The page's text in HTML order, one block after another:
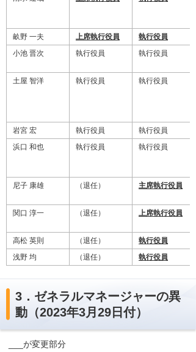
畝野 一夫 上席執行役員
執行役員
小池 晋次
執行役員 執行役員
土屋 智洋 執行役員 執行役員
岩宮 宏 執行役員
執行役員
浜口 和也
執行役員 執行役員
尼子 康雄 （退任） 主席執行役員
関口 淳一 （退任） 上席執行役員
高松 英則 （退任）
執行役員
浅野 均
（退任） 執行役員
3．ゼネラルマネージャーの異
動（2023年3月29日付）
___が変更部分